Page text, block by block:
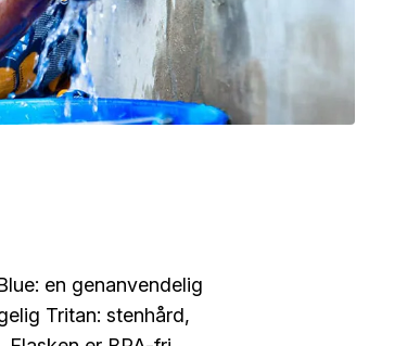
en genanvendelig
Tritan: stenhård,